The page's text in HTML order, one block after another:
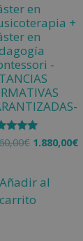
en
+
en
-
€ 1.880,00€
Añadir al
carrito